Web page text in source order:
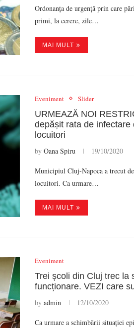
Ordonanța de urgență prin care
primi, la cerere, zile…
MAI MULT
Eveniment Slider
URMEAZĂ NOI
depășit rata de infectare
locuitori
by Oana Spiru 19/10/2020
Municipiul Cluj-Napoca a trecut
locuitori. Ca urmare…
MAI MULT
Eveniment
Trei școli din Cluj trec la
funcționare. VEZI care
by admin 12/10/2020
Ca urmare a schimbării situației